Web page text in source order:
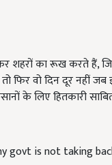
शहरों का रूख करते हैं,
फिर वो दिन दूर नहीं
के लिए हितकारी
govt is not taking